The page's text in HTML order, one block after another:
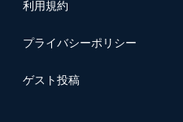
利用規約
プライバシーポリシー
ゲスト投稿